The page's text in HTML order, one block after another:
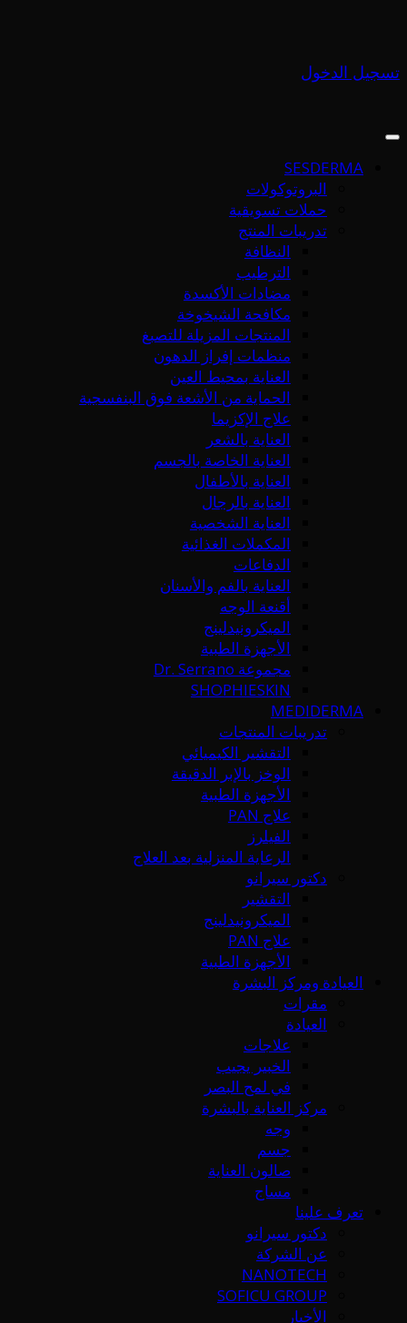
تسجيل الدخول
SESDERMA
البروتوكولات
حملات تسويقية
تدريبات المنتج
النظافة
الترطيب
مضادات الأكسدة
مكافحة الشيخوخة
المنتجات المزيلة للتصبغ
منظمات إفراز الدهون
العناية بمحيط العين
الحماية من الأشعة فوق البنفسجية
علاج الإكزيما
العناية بالشعر
العناية الخاصة بالجسم
العناية بالأطفال
العناية بالرجال
العناية الشخصية
المكملات الغذائية
الدفاعات
العناية بالفم والأسنان
أقنعة الوجه
الميكرونيدلينج
الأجهزة الطبية
مجموعة Dr. Serrano
SHOPHIESKIN
MEDIDERMA
تدريبات المنتجات
التقشير الكيميائي
الوخز بالإبر الدقيقة
الأجهزة الطبية
علاج PAN
الفيلرز
الرعاية المنزلية بعد العلاج
دكتور سيرانو
التقشير
الميكرونيدلينج
علاج PAN
الأجهزة الطبية
العيادة ومركز البشرة
مقرات
العيادة
علاجات
الخبير يجيب
في لمح البصر
مركز العناية بالبشرة
وجه
جسم
صالون العناية
مساج
تعرف علينا
دكتور سيرانو
عن الشركة
NANOTECH
SOFICU GROUP
الأخبار